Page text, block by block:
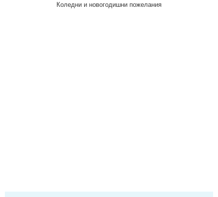
Коледни и новогодишни пожелания